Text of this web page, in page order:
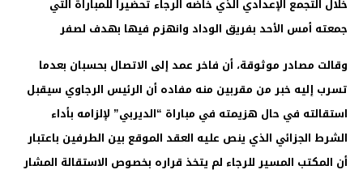
خلال التجمع الإعدادي الذي خاضه الرجاء تحضيرا للمباراة التي
جمعته أمس الأحد بفريق الوداد وانهزم فيها بهدف لصفر
وقالت مصادر موثوقة، أن فاخر عمد إلى الاتصال بحسبان بعدما
تسرب إليه خبر من مقربين منه مفاده أن الرئيس الرجاوي سيقبل
استقالته في حال هزيمته في مباراة “الديربي” لإلزامه بأداء
الشرط الجزائي الذي ينص عليه العقد الموقع بين الطرفين باعتبار
أن المكتب المسير للرجاء لم يتخذ قراره بخصوص الاستقالة المشار